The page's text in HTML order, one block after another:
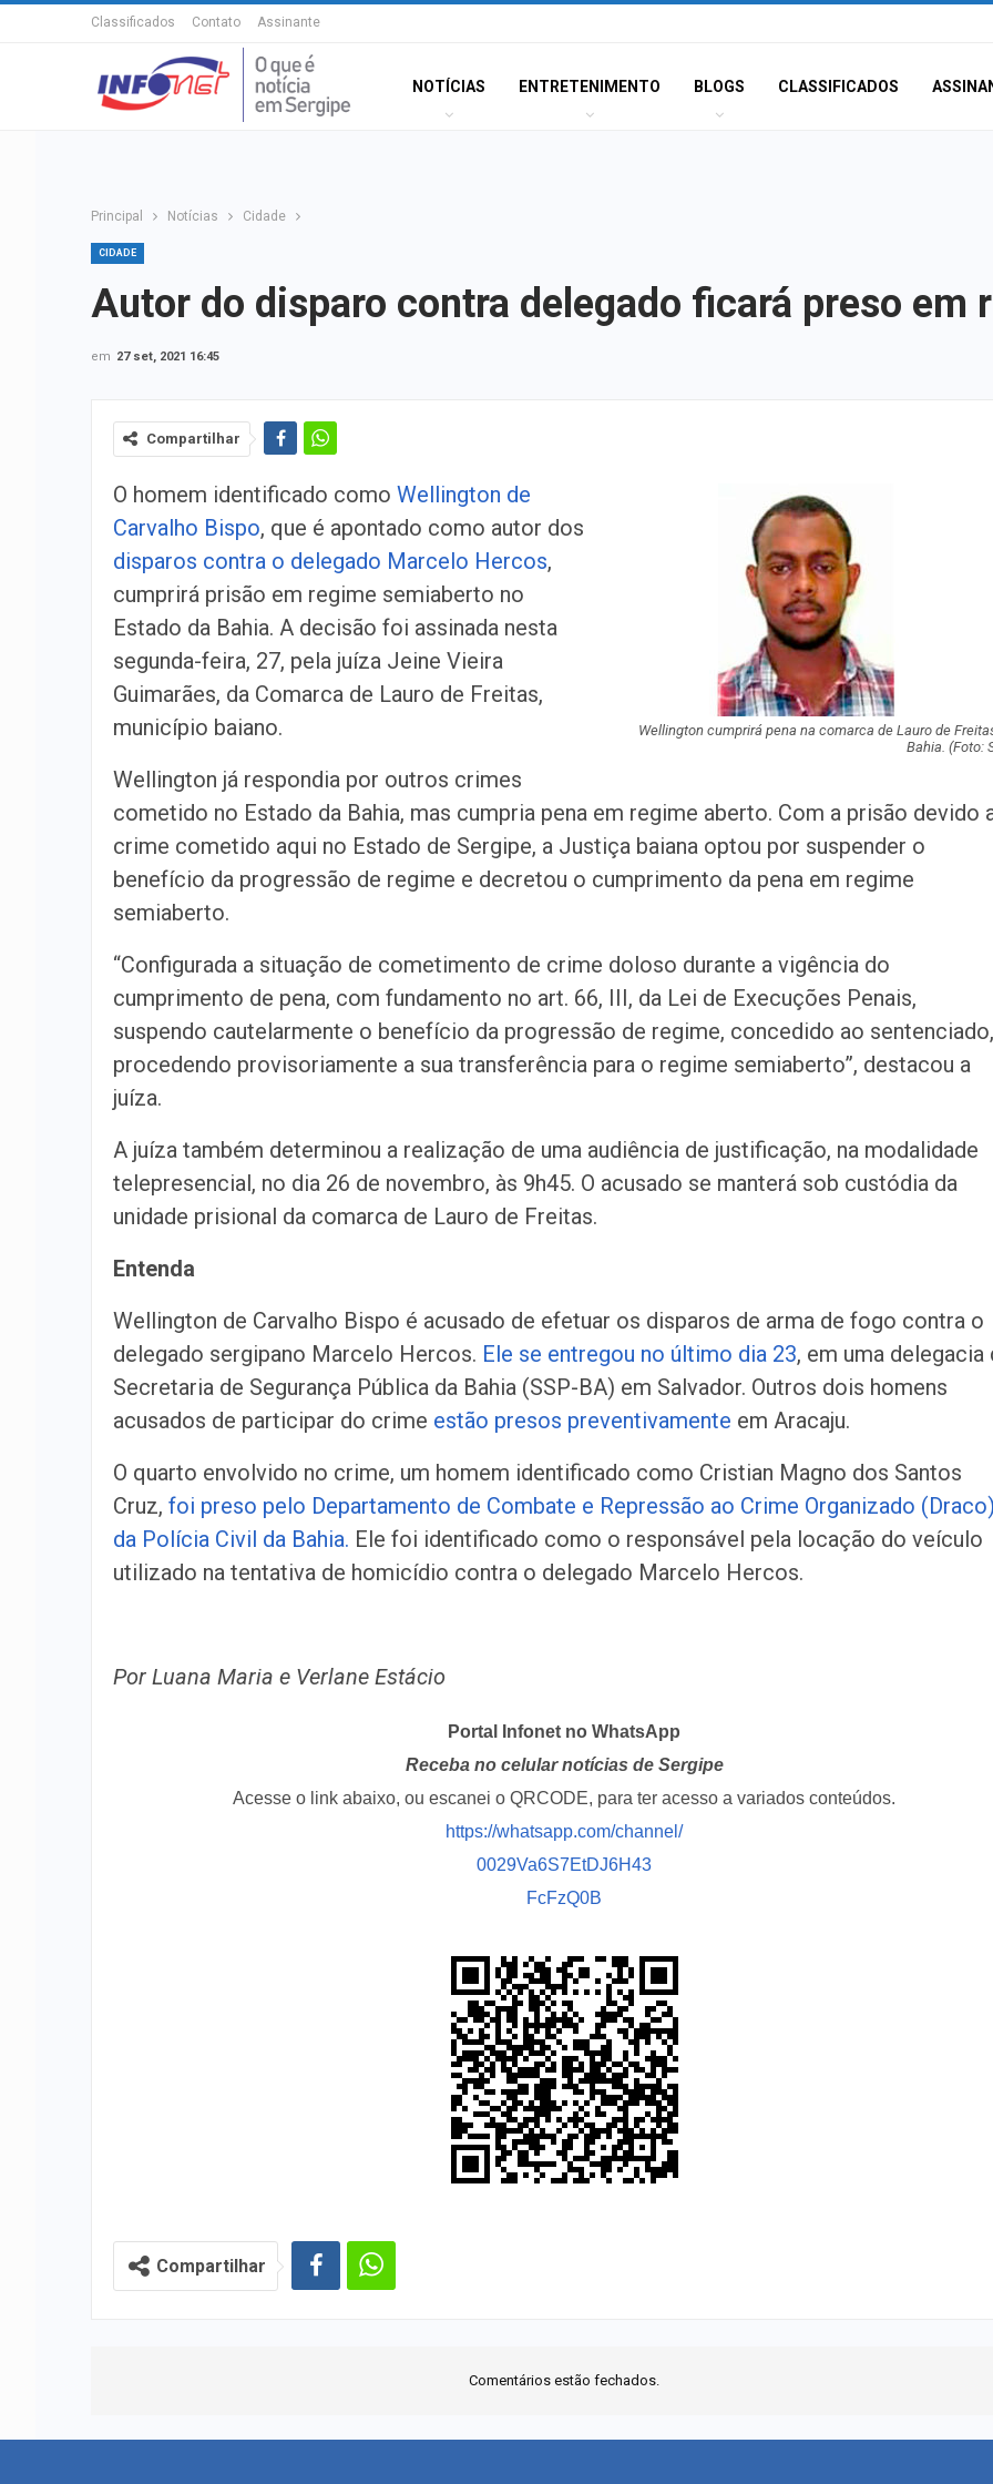
Classificados Contato Assinante
NOTÍCIAS ENTRETENIMENTO BLOGS CLASSIFICADOS
Principal Notícias Cidade
CIDADE
Autor do disparo contra delegado ficará preso em
em 27 set, 2021 16:45
Compartilhar
Wellington cumprirá pena na comarca de Lauro de
Bahia. (Foto:
O homem identificado como Wellington de
Carvalho Bispo, que é apontado como autor dos
disparos contra o delegado Marcelo Hercos,
cumprirá prisão em regime semiaberto no
Estado da Bahia. A decisão foi assinada nesta
segunda-feira, 27, pela juíza Jeine Vieira
Guimarães, da Comarca de Lauro de Freitas,
município baiano.
Wellington já respondia por outros crimes
cometido no Estado da Bahia, mas cumpria pena em regime aberto. Com a prisão devido
crime cometido aqui no Estado de Sergipe, a Justiça baiana optou por suspender o
benefício da progressão de regime e decretou o cumprimento da pena em regime
semiaberto.
“Configurada a situação de cometimento de crime doloso durante a vigência do
cumprimento de pena, com fundamento no art. 66, III, da Lei de Execuções Penais,
suspendo cautelarmente o benefício da progressão de regime, concedido ao sentenciado,
procedendo provisoriamente a sua transferência para o regime semiaberto”, destacou a
juíza.
A juíza também determinou a realização de uma audiência de justificação, na modalidade
telepresencial, no dia 26 de novembro, às 9h45. O acusado se manterá sob custódia da
unidade prisional da comarca de Lauro de Freitas.
Entenda
Wellington de Carvalho Bispo é acusado de efetuar os disparos de arma de fogo contra o
delegado sergipano Marcelo Hercos. Ele se entregou no último dia 23, em uma delegacia
Secretaria de Segurança Pública da Bahia (SSP-BA) em Salvador. Outros dois homens
acusados de participar do crime estão presos preventivamente em Aracaju.
O quarto envolvido no crime, um homem identificado como Cristian Magno dos Santos
Cruz, foi preso pelo Departamento de Combate e Repressão ao Crime Organizado
da Polícia Civil da Bahia. Ele foi identificado como o responsável pela locação do veículo
utilizado na tentativa de homicídio contra o delegado Marcelo Hercos.
Por Luana Maria e Verlane Estácio
Portal Infonet no WhatsApp
Receba no celular notícias de Sergipe
Acesse o link abaixo, ou escanei o QRCODE, para ter acesso a variados conteúdos.
https://whatsapp.com/channel/
0029Va6S7EtDJ6H43
FcFzQ0B
Compartilhar
Comentários estão fechados.
Filarmônica de
realiza concerto
homenagem ao
Aracaju a turnê
Dia dos Pais: